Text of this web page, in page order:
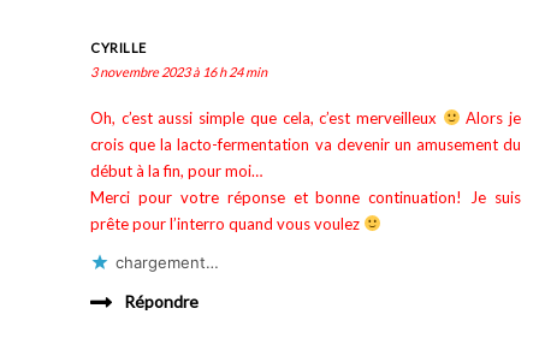
CYRILLE
3 novembre 2023 à 16 h 24 min
Oh, c’est aussi simple que cela, c’est merveilleux
Alors je
crois que la lacto-fermentation va devenir un amusement du
début à la fin, pour moi…
Merci pour votre réponse et bonne continuation! Je suis
prête pour l’interro quand vous voulez
chargement…
Répondre